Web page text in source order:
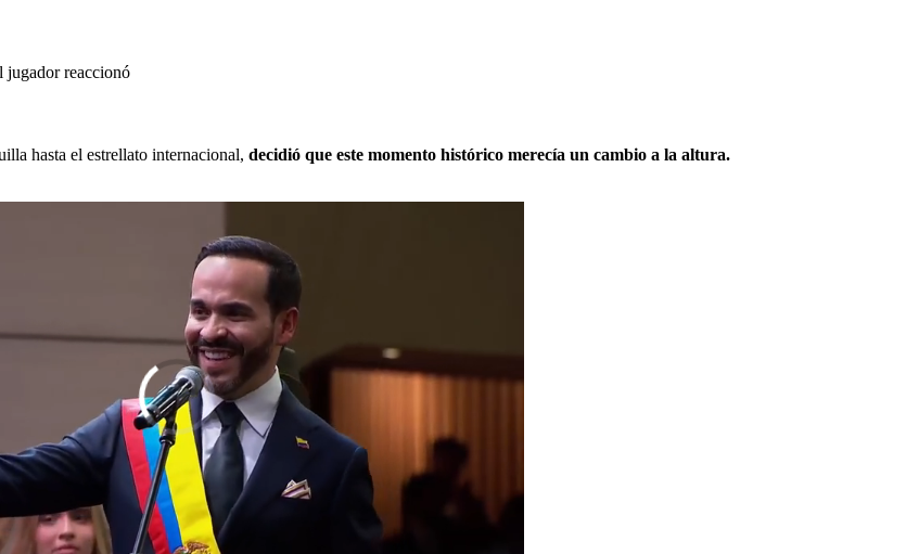
jugador reaccionó
hasta el estrellato internacional, decidió que este momento histórico merecía un cambio a la altura.